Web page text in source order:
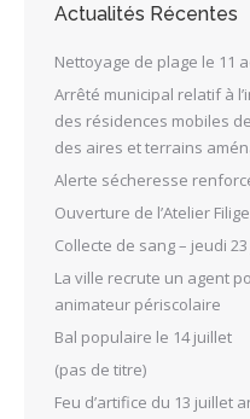
Actualités Récentes
Nettoyage de plage le 11
Arrêté municipal relatif à
des résidences mobiles
des aires et terrains
Alerte sécheresse
Ouverture de l’Atelier
Collecte de sang – jeudi
La ville recrute un agent
animateur périscolaire
Bal populaire le 14 juillet
(pas de titre)
Feu d’artifice du 13 juillet